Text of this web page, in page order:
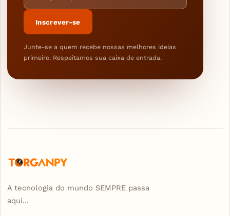
Inscrever-se
Junte-se a quem recebe nossas melhores ideias
primeiro. Respeitamos sua caixa de entrada.
A tecnologia do mundo SEMPRE passa
aqui...